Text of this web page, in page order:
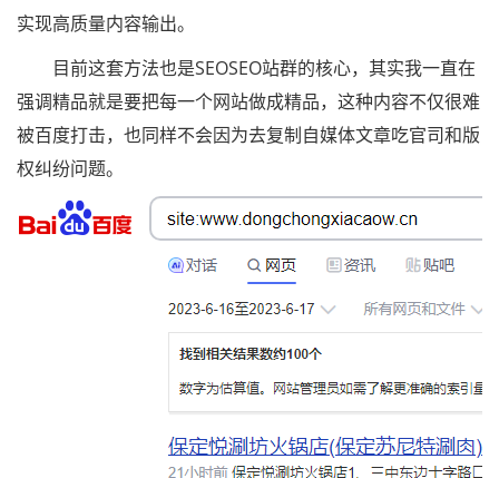
实现高质量内容输出。
目前这套方法也是SEOSEO站群的核心，其实我一直在
强调精品就是要把每一个网站做成精品，这种内容不仅很难
被百度打击，也同样不会因为去复制自媒体文章吃官司和版
权纠纷问题。